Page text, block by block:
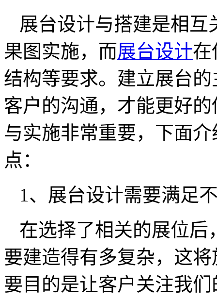
展台设计与搭建是相
果图实施，而展台设计在
结构等要求。建立展台
客户的沟通，才能更好
与实施非常重要，下面
点：
1、展台设计需要满足
在选择了相关的展位后
要建造得有多复杂，这
要目的是让客户关注我